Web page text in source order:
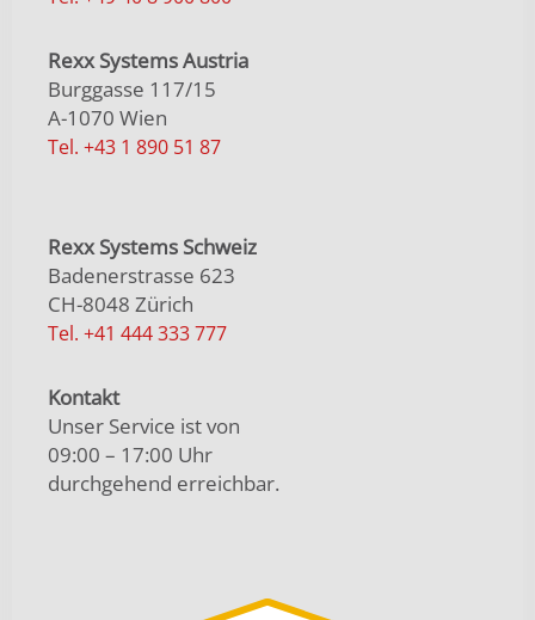
Rexx Systems Austria
Burggasse 117/15
A-1070 Wien
Tel. +43 1 890 51 87
Rexx Systems Schweiz
Badenerstrasse 623
CH-8048 Zürich
Tel. +41 444 333 777
Kontakt
Unser Service ist von
09:00 – 17:00 Uhr
durchgehend erreichbar.